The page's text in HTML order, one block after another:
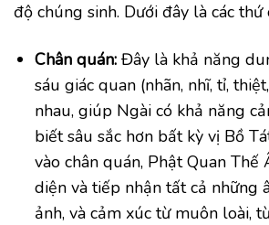
độ chúng sinh. Dưới đây là các thứ
Chân quán: Đây là khả năng
sáu giác quan (nhãn, nhĩ, tỉ,
nhau, giúp Ngài có khả năng
biết sâu sắc hơn bất kỳ vị Bồ
vào chân quán, Phật Quan Thế
diện và tiếp nhận tất cả những
ảnh, và cảm xúc từ muôn loài,